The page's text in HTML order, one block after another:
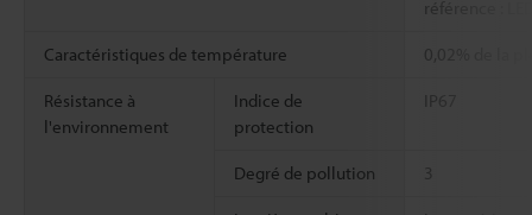
référence :
Caractéristiques de température 0,02% de la
Résistance à
l'environnement
Indice de
protection
IP67
Degré de pollution 3